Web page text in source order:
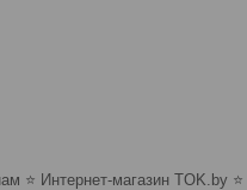
⭐️ Интернет-магазин TOK.by